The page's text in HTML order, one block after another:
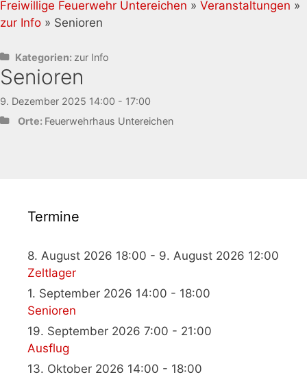
Freiwillige Feuerwehr Untereichen » Veranstaltungen »
zur Info » Senioren
Kategorien: zur Info
Senioren
9. Dezember 2025 14:00 - 17:00
Orte: Feuerwehrhaus Untereichen
Termine
8. August 2026 18:00 - 9. August 2026 12:00
Zeltlager
1. September 2026 14:00 - 18:00
Senioren
19. September 2026 7:00 - 21:00
Ausflug
13. Oktober 2026 14:00 - 18:00